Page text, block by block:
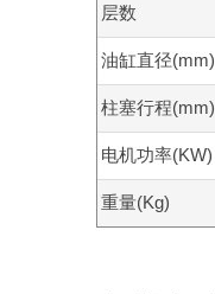
层数
油缸直径(mm)
柱塞行程(mm)
电机功率(KW)
重量(Kg)